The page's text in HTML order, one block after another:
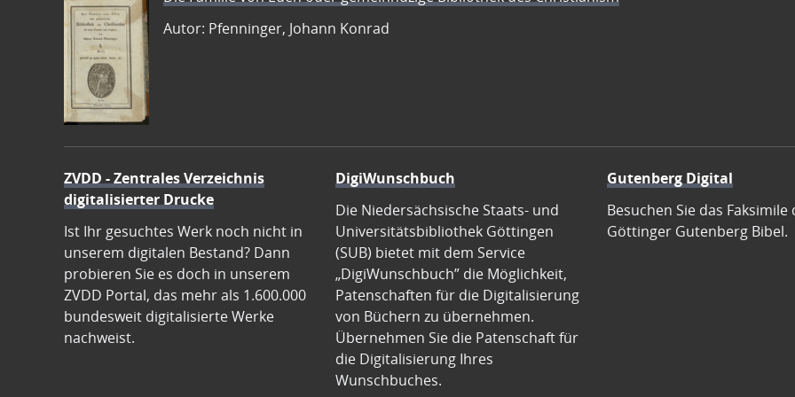
Autor: Pfenninger, Johann Konrad
ZVDD - Zentrales Verzeichnis
digitalisierter Drucke
Ist Ihr gesuchtes Werk noch nicht in
unserem digitalen Bestand? Dann
probieren Sie es doch in unserem
ZVDD Portal, das mehr als 1.600.000
bundesweit digitalisierte Werke
nachweist.
DigiWunschbuch
Die Niedersächsische Staats- und
Universitätsbibliothek Göttingen
(SUB) bietet mit dem Service
„DigiWunschbuch” die Möglichkeit,
Patenschaften für die Digitalisierung
von Büchern zu übernehmen.
Übernehmen Sie die Patenschaft für
die Digitalisierung Ihres
Wunschbuches.
Gutenberg Digital
Besuchen Sie das Faksimile
Göttinger Gutenberg Bibel.